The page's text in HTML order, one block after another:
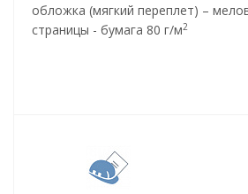
обложка (мягкий переплет) –
страницы - бумага 80 г/м2